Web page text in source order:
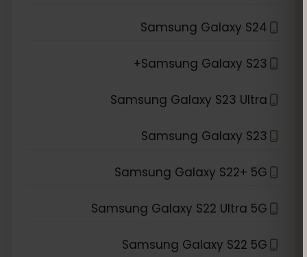
Samsung Galaxy S24
Samsung Galaxy S23+
Samsung Galaxy S23 Ultra
Samsung Galaxy S23
Samsung Galaxy S22+ 5G
Samsung Galaxy S22 Ultra 5G
Samsung Galaxy S22 5G